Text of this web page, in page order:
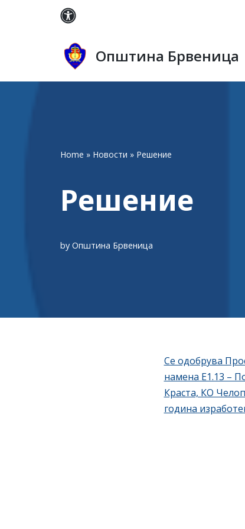
Општина Брвеница
Home » Новости » Решение
Решение
by Општина Брвеница
Се одобрува
намена Е1.13 –
Краста, КО
година